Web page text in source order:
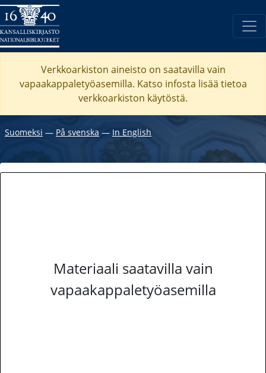
Verkkoarkiston aineisto on saatavilla vain
vapaakappaletyöasemilla. Katso infosta lisää tietoa
verkkoarkiston käytöstä.
Suomeksi ― På svenska ― In English
Materiaali saatavilla vain
vapaakappaletyöasemilla